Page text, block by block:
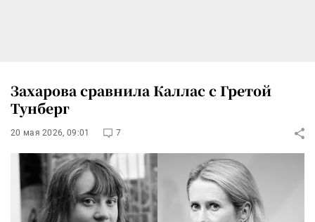
Захарова сравнила Каллас с Гретой
Тунберг
20 мая 2026, 09:01 7